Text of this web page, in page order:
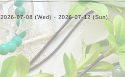
2026-07-08 (Wed) - 2026-07-12 (Sun)